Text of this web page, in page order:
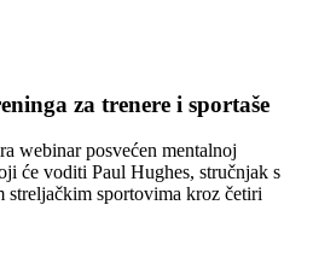
za trenere i sportaše
webinar posvećen mentalnoj
će voditi Paul Hughes, stručnjak s
streljačkim sportovima kroz četiri